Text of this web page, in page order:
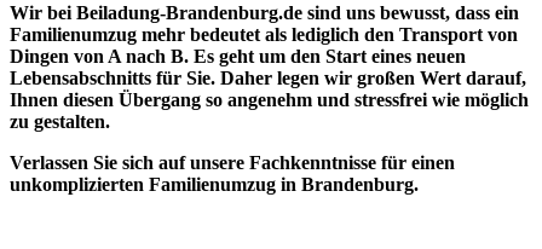
Wir bei Beiladung-Brandenburg.de sind uns bewusst, dass ein
Familienumzug mehr bedeutet als lediglich den Transport von
Dingen von A nach B. Es geht um den Start eines neuen
Lebensabschnitts für Sie. Daher legen wir großen Wert darauf,
Ihnen diesen Übergang so angenehm und stressfrei wie möglich
zu gestalten.
Verlassen Sie sich auf unsere Fachkenntnisse für einen
unkomplizierten Familienumzug in Brandenburg.